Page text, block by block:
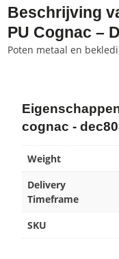
Beschrijving
PU Cognac –
Poten metaal en
cognac -
Weight
Delivery
Timeframe
SKU